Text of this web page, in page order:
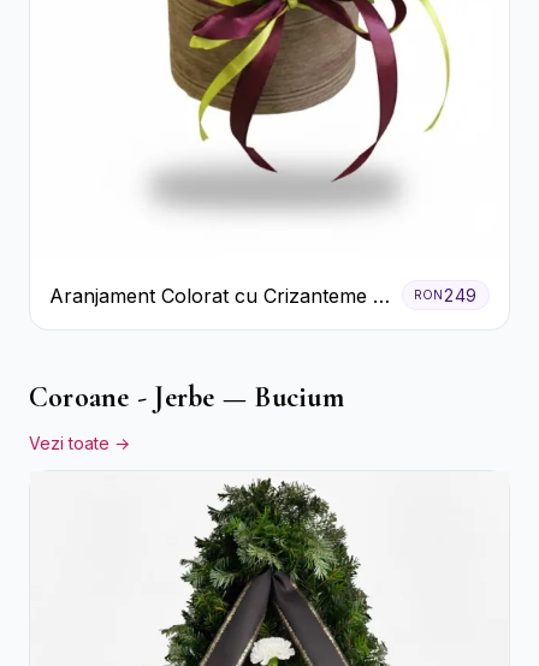
Aranjament Colorat cu Crizanteme în
Cutie Rustică
RON249
Coroane - Jerbe — Bucium
Vezi toate →